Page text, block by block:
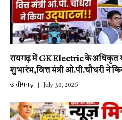
रायगढ़ में GK Electric के अधिकृत
शुभारंभ,वित्त मंत्री ओ.पी.चौधरी ने
छत्तीसगढ़ July 30, 2026